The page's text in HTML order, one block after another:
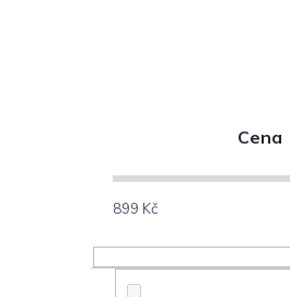
t
Cena
899 Kč